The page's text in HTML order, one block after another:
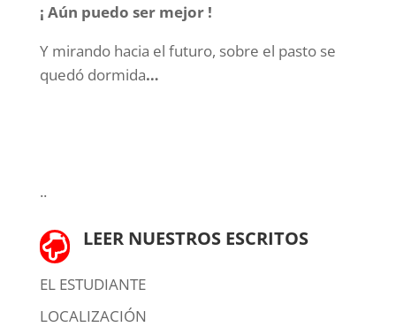
¡ Aún puedo ser mejor !
Y mirando hacia el futuro, sobre el pasto se
quedó dormida…
..
 LEER NUESTROS ESCRITOS
EL ESTUDIANTE
LOCALIZACIÓN